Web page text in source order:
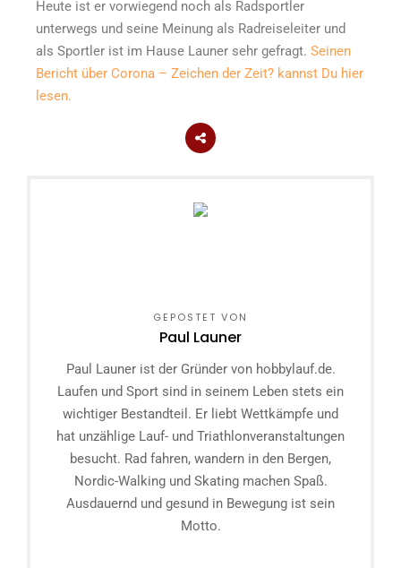
Heute ist er vorwiegend noch als Radsportler
unterwegs und seine Meinung als Radreiseleiter und
als Sportler ist im Hause Launer sehr gefragt. Seinen
Bericht über Corona – Zeichen der Zeit? kannst Du hier
lesen.
GEPOSTET VON
Paul Launer
Paul Launer ist der Gründer von hobbylauf.de.
Laufen und Sport sind in seinem Leben stets ein
wichtiger Bestandteil. Er liebt Wettkämpfe und
hat unzählige Lauf- und Triathlonveranstaltungen
besucht. Rad fahren, wandern in den Bergen,
Nordic-Walking und Skating machen Spaß.
Ausdauernd und gesund in Bewegung ist sein
Motto.